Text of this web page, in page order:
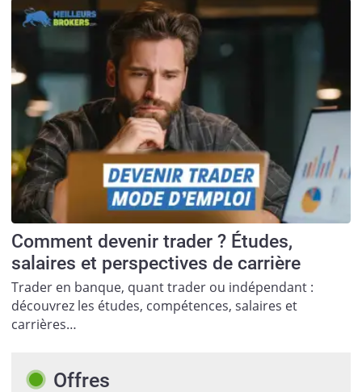
Comment devenir trader ? Études,
salaires et perspectives de carrière
Trader en banque, quant trader ou indépendant :
découvrez les études, compétences, salaires et
carrières…
Offres